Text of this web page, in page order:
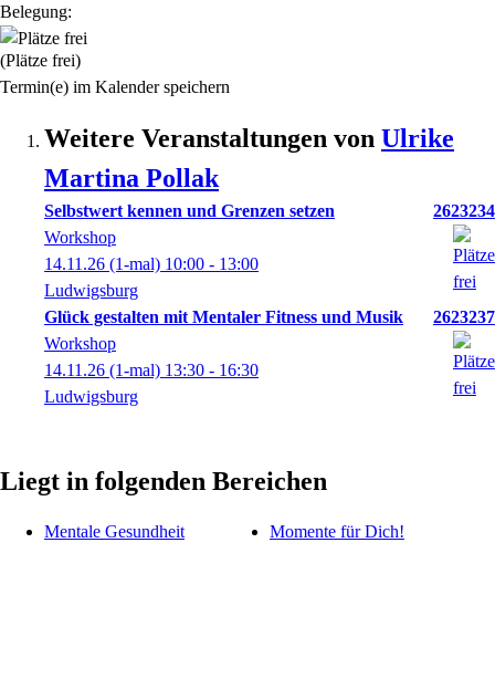
Belegung:
(Plätze frei)
Termin(e) im Kalender speichern
Weitere Veranstaltungen von Ulrike
Martina Pollak
Selbstwert kennen und Grenzen setzen
2623234
Workshop
14.11.26 (1-mal) 10:00 - 13:00
Ludwigsburg
Glück gestalten mit Mentaler Fitness und Musik
2623237
Workshop
14.11.26 (1-mal) 13:30 - 16:30
Ludwigsburg
Liegt in folgenden Bereichen
Mentale Gesundheit Momente für Dich!